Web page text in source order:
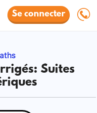
Se connecter
Suites